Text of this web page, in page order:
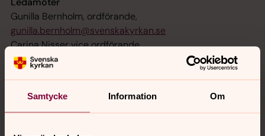
Samtycke Information Om
Gunilla Bernholm, ordförande,
gunilla.bernholm@svenskakyrkan.se
Carina Nisser vice ordförande
Per Eriksson
Ingela Sundqvist
Sabina Larsson
Lars Johansson